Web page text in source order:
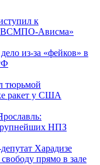
к
«ВСМПО-Ависма»
из-за «фейков» в
тюрьмой
ракет у США
НПЗ
Харадизе
прямо в зале